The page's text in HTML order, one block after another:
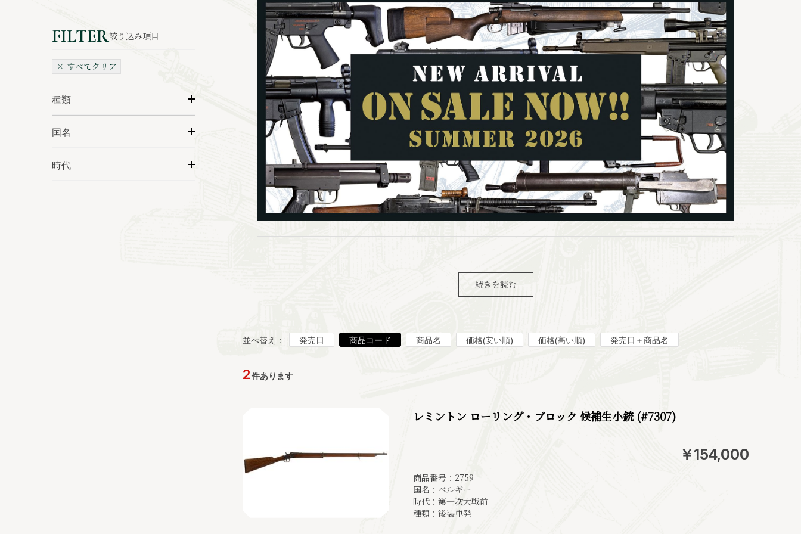
絞り込み項目
× すべてクリア
種類
国名
時代
続きを読む
並べ替え： 発売日 商品コード 商品名 価格(安い順) 価格(高い順) 発売日＋商品名
2件あります
￥154,000
レミントン ローリング・ブロック 候補生小銃 (#7307)
商品番号：2759
国名：ベルギー
時代：第一次大戦前
種類：後装単発